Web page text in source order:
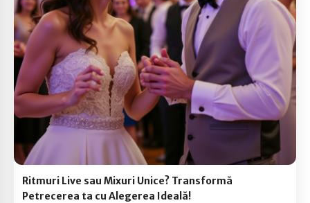
Ritmuri Live sau Mixuri Unice? Transformă
Petrecerea ta cu Alegerea Ideală!